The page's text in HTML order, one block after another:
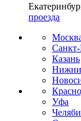
проезда
Санкт-
Казань
Уфа